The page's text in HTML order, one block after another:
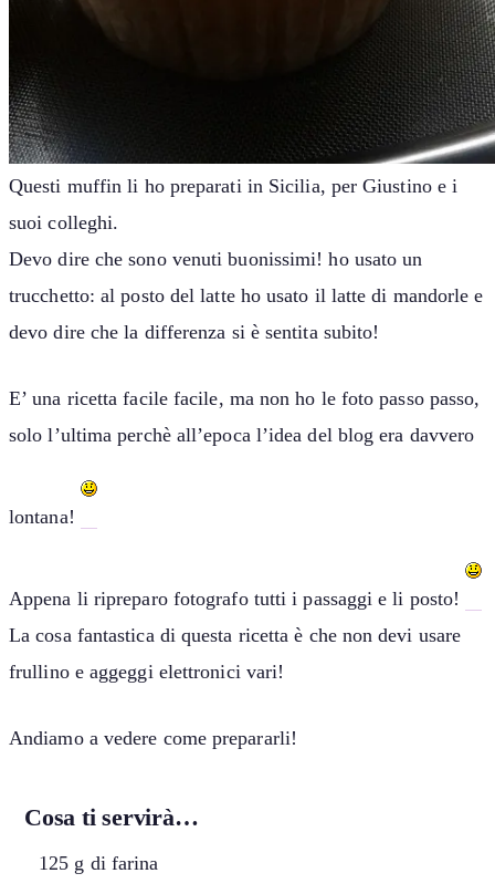
Questi muffin li ho preparati in Sicilia, per Giustino e i
suoi colleghi.
Devo dire che sono venuti buonissimi! ho usato un
trucchetto: al posto del latte ho usato il latte di mandorle e
devo dire che la differenza si è sentita subito!
E’ una ricetta facile facile, ma non ho le foto passo passo,
solo l’ultima perchè all’epoca l’idea del blog era davvero
lontana!
Appena li ripreparo fotografo tutti i passaggi e li posto!
La cosa fantastica di questa ricetta è che non devi usare
frullino e aggeggi elettronici vari!
Andiamo a vedere come prepararli!
Cosa ti servirà…
125 g di farina